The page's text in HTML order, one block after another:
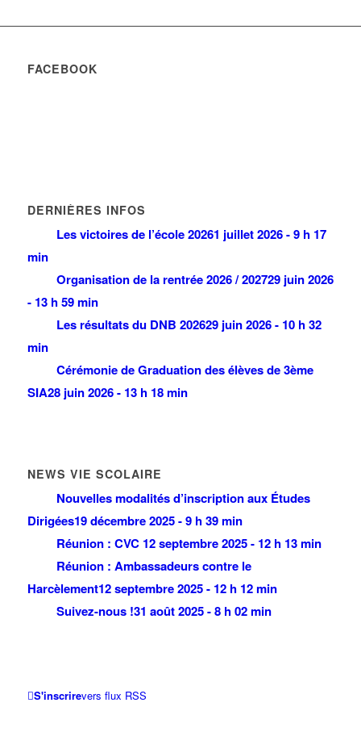
FACEBOOK
DERNIÈRES INFOS
Les victoires de l’école 20261 juillet 2026 - 9 h 17
min
Organisation de la rentrée 2026 / 202729 juin 2026
- 13 h 59 min
Les résultats du DNB 202629 juin 2026 - 10 h 32
min
Cérémonie de Graduation des élèves de 3ème
SIA28 juin 2026 - 13 h 18 min
NEWS VIE SCOLAIRE
Nouvelles modalités d’inscription aux Études
Dirigées19 décembre 2025 - 9 h 39 min
Réunion : CVC 12 septembre 2025 - 12 h 13 min
Réunion : Ambassadeurs contre le
Harcèlement12 septembre 2025 - 12 h 12 min
Suivez-nous !31 août 2025 - 8 h 02 min
S'inscrirevers flux RSS